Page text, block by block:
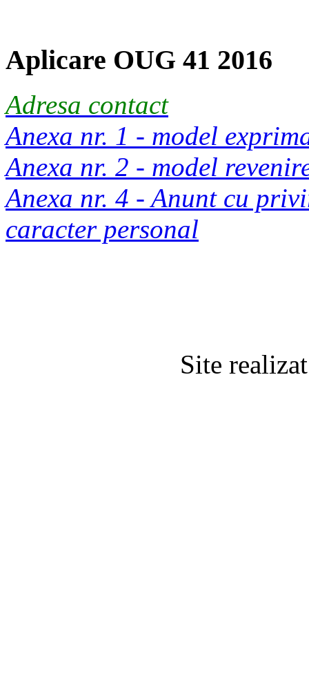
Aplicare OUG 41 2016
Adresa contact
Anexa nr. 1 - model
Anexa nr. 2 - model
Anexa nr. 4 - Anunt cu
caracter personal
Site